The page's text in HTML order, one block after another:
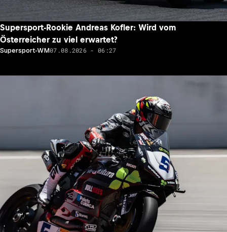
Supersport-Rookie Andreas Kofler: Wird vom
Österreicher zu viel erwartet?
Supersport-WM07.08.2026 - 06:27